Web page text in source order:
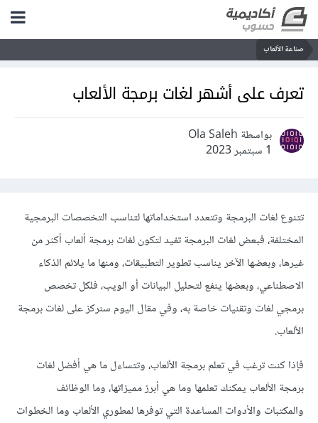
صناعة الألعاب
تعرف على أشهر لغات برمجة الألعاب
بواسطة Ola Saleh
1 سبتمبر 2023
تتنوع لغات البرمجة وتتعدد استخداماتها لتناسب التخصصات البرمجية
المختلفة، فبعض لغات البرمجة تفيد لتكون لغات برمجة ألعاب أكثر من
غيرها، وبعضها الآخر يناسب تطوير التطبيقات، ومنها ما يلائم الذكاء
الاصطناعي، وبعضها ينفع لتحليل البيانات أو الويب، فلكل تخصص
برمجي لغات وتقنيات خاصة به، وفي مقال اليوم سنركز على لغات برمجة
الألعاب.
فإذا كنت ترغب في تعلم برمجة الألعاب، وتتساءل ما هي أفضل لغات
برمجة الألعاب يمكنك تعلمها وما هي أبرز مميزاتها، وما الوظائف
والمكتبات والأدوات المساعدة التي توفرها لمطوري الألعاب وما الخطوات